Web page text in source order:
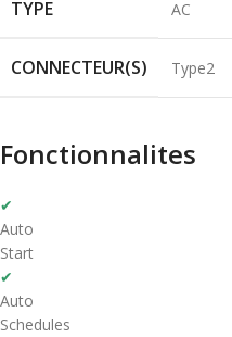
TYPE AC
CONNECTEUR(S) Type2
Fonctionnalites
✔
Auto
Start
✔
Auto
Schedules